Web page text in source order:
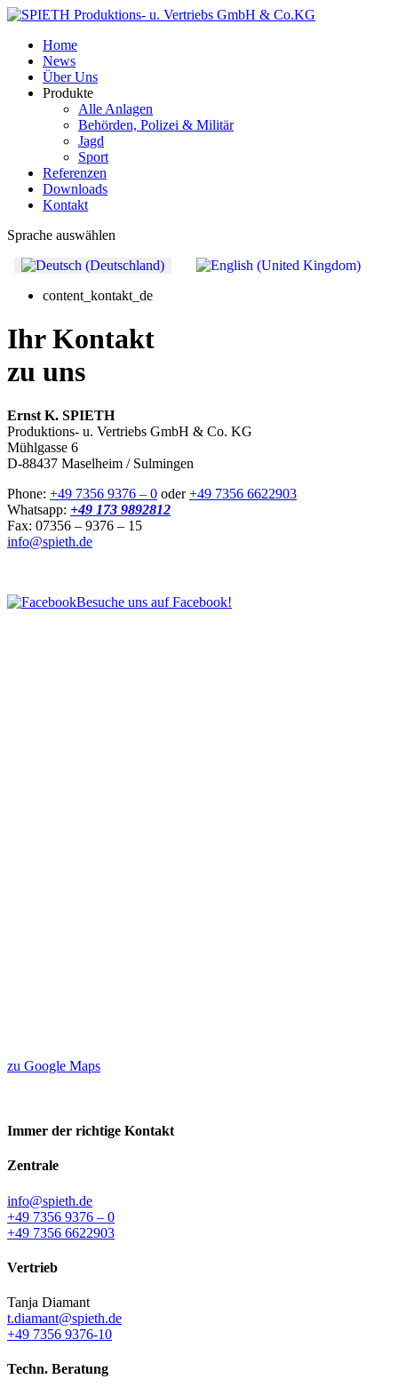
Home
News
Über Uns
Produkte
Alle Anlagen
Behörden, Polizei & Militär
Jagd
Sport
Referenzen
Downloads
Kontakt
Sprache auswählen
content_kontakt_de
Ihr Kontakt
zu uns
Ernst K. SPIETH
Produktions- u. Vertriebs GmbH & Co. KG
Mühlgasse 6
D-88437 Maselheim / Sulmingen
Phone: +49 7356 9376 – 0 oder+49 7356 6622903
Whatsapp: +49 173 9892812
Fax: 07356 – 9376 – 15
info@spieth.de
Besuche uns auf Facebook!
zu Google Maps
Immer der richtige Kontakt
Zentrale
info@spieth.de
+49 7356 9376 – 0
+49 7356 6622903
Vertrieb
Tanja Diamant
t.diamant@spieth.de
+49 7356 9376-10
Techn. Beratung